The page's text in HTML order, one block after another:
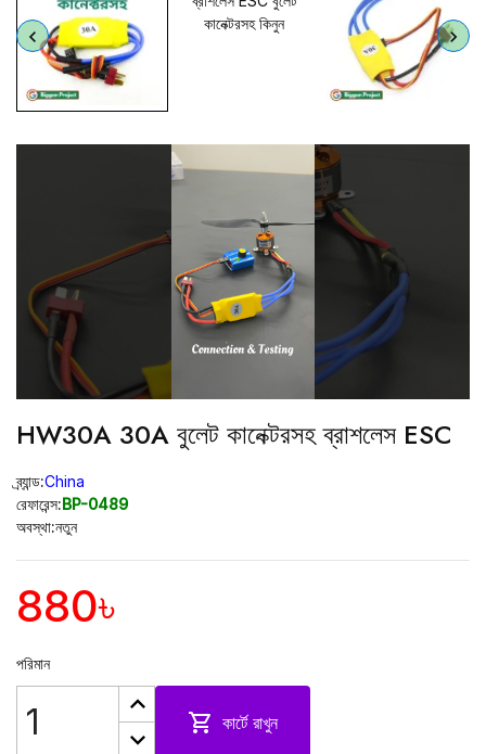
HW30A 30A বুলেট কানেক্টরসহ ব্রাশলেস ESC
ব্র্যান্ড:China
রেফারেন্স:BP-0489
অবস্থা:নতুন
880৳
পরিমান
 কার্টে রাখুন